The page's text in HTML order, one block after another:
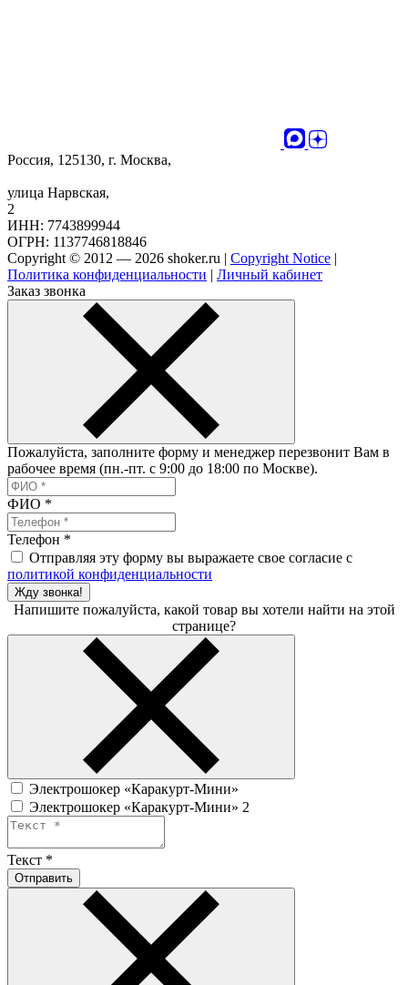
Россия, 125130, г. Москва,
улица Нарвская,
2
ИНН: 7743899944
ОГРН: 1137746818846
Copyright © 2012 — 2026 shoker.ru | Copyright Notice |
Политика конфиденциальности | Личный кабинет
Заказ звонка
Пожалуйста, заполните форму и менеджер перезвонит Вам в
рабочее время (пн.-пт. с 9:00 до 18:00 по Москве).
ФИО *
Телефон *
Отправляя эту форму вы выражаете свое согласие с
политикой конфиденциальности
Жду звонка!
Напишите пожалуйста, какой товар вы хотели найти на этой
странице?
Электрошокер «Каракурт-Мини»
Электрошокер «Каракурт-Мини» 2
Текст *
Отправить